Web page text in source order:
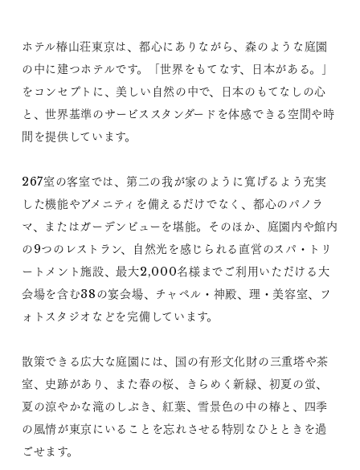
ホテル椿山荘東京は、都心にありながら、森のような庭園
の中に建つホテルです。「世界をもてなす、日本がある。」
をコンセプトに、美しい自然の中で、日本のもてなしの心
と、世界基準のサービススタンダードを体感できる空間や時
間を提供しています。
267室の客室では、第二の我が家のように寛げるよう充実
した機能やアメニティを備えるだけでなく、都心のパノラ
マ、またはガーデンビューを堪能。そのほか、庭園内や館内
の9つのレストラン、自然光を感じられる直営のスパ・トリ
ートメント施設、最大2,000名様までご利用いただける大
会場を含む38の宴会場、チャペル・神殿、理・美容室、フ
ォトスタジオなどを完備しています。
散策できる広大な庭園には、国の有形文化財の三重塔や茶
室、史跡があり、また春の桜、きらめく新緑、初夏の蛍、
夏の涼やかな滝のしぶき、紅葉、雪景色の中の椿と、四季
の風情が東京にいることを忘れさせる特別なひとときを過
ごせます。